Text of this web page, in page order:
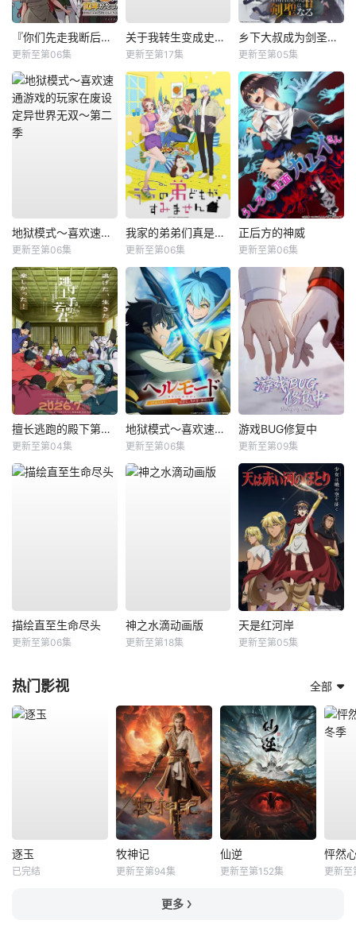
『你们先走我断后』，于是10年后我成为了传说
更新至第06集
关于我转生变成史莱姆这档事第四季
更新至第17集
乡下大叔成为剑圣第二季
更新至第05集
地狱模式～喜欢速通游戏的玩家在废设定异世界无双～第二季
更新至第06集
我家的弟弟们真是让您费心了
更新至第06集
正后方的神威
更新至第06集
擅长逃跑的殿下第二季
更新至第04集
地狱模式～喜欢速通游戏的玩家在废设定异世界无双～第2季
更新至第06集
游戏BUG修复中
更新至第09集
描绘直至生命尽头
更新至第06集
神之水滴动画版
更新至第18集
天是红河岸
更新至第05集
热门影视 全部
逐玉
已完结
牧神记
更新至第94集
仙逆
更新至第152集 更新
更多